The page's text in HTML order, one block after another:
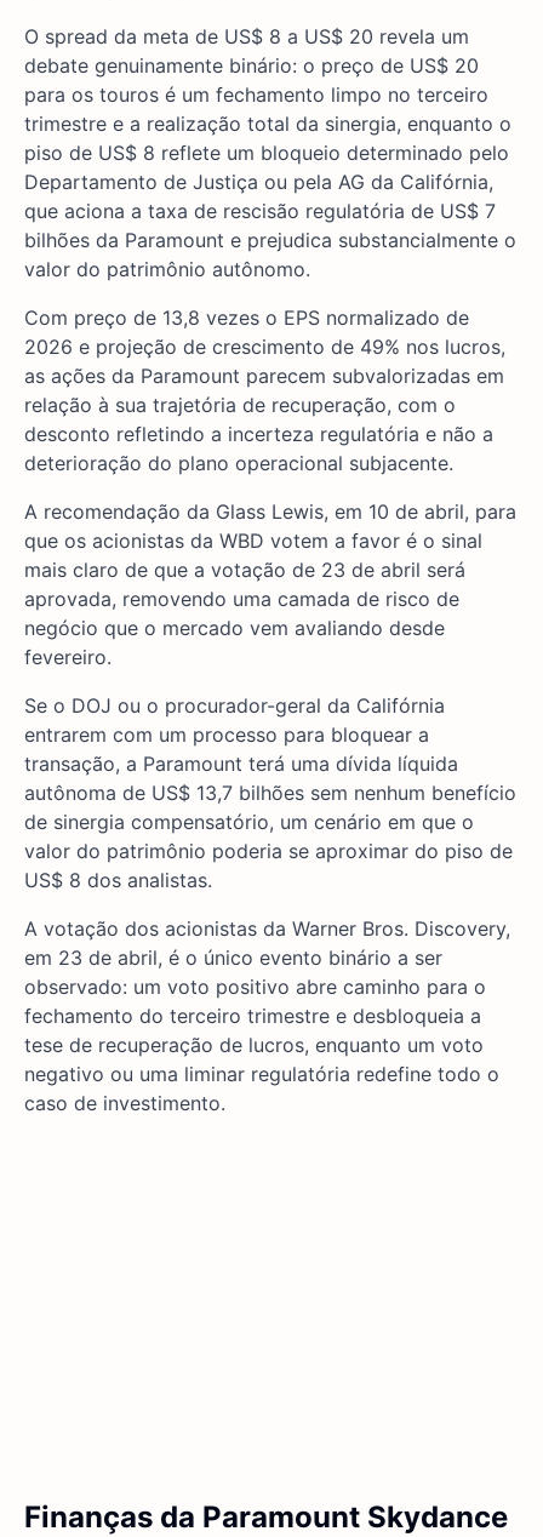
O spread da meta de US$ 8 a US$ 20 revela um
debate genuinamente binário: o preço de US$ 20
para os touros é um fechamento limpo no terceiro
trimestre e a realização total da sinergia, enquanto o
piso de US$ 8 reflete um bloqueio determinado pelo
Departamento de Justiça ou pela AG da Califórnia,
que aciona a taxa de rescisão regulatória de US$ 7
bilhões da Paramount e prejudica substancialmente o
valor do patrimônio autônomo.
Com preço de 13,8 vezes o EPS normalizado de
2026 e projeção de crescimento de 49% nos lucros,
as ações da Paramount parecem subvalorizadas em
relação à sua trajetória de recuperação, com o
desconto refletindo a incerteza regulatória e não a
deterioração do plano operacional subjacente.
A recomendação da Glass Lewis, em 10 de abril, para
que os acionistas da WBD votem a favor é o sinal
mais claro de que a votação de 23 de abril será
aprovada, removendo uma camada de risco de
negócio que o mercado vem avaliando desde
fevereiro.
Se o DOJ ou o procurador-geral da Califórnia
entrarem com um processo para bloquear a
transação, a Paramount terá uma dívida líquida
autônoma de US$ 13,7 bilhões sem nenhum benefício
de sinergia compensatório, um cenário em que o
valor do patrimônio poderia se aproximar do piso de
US$ 8 dos analistas.
A votação dos acionistas da Warner Bros. Discovery,
em 23 de abril, é o único evento binário a ser
observado: um voto positivo abre caminho para o
fechamento do terceiro trimestre e desbloqueia a
tese de recuperação de lucros, enquanto um voto
negativo ou uma liminar regulatória redefine todo o
caso de investimento.
Finanças da Paramount Skydance